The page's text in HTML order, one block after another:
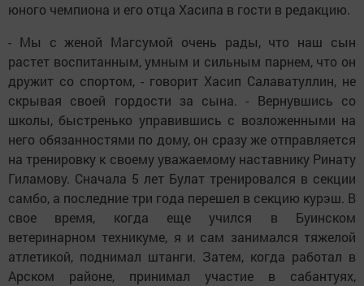
юного чемпиона и его отца Хасипа в гости в редакцию.
- Мы с женой Магсумой очень рады, что наш сын
растет воспитанным, умным и сильным парнем, что он
дружит со спортом, - говорит Хасип Салаватуллин, не
скрывая своей гордости за сына. - Вернувшись со
школы, быстренько управившись с возложенными на
него обязанностями по дому, он сразу же отправляется
на тренировку к своему уважаемому наставнику Ринату
Гиламову. Сначала 5 лет Булат тренировался в секции
самбо, а последние три года перешел в секцию курэш. В
свое время, когда еще учился в Буинском
ветеринарном техникуме, я и сам занимался тяжелой
атлетикой, поднимал штанги. Затем, когда работал в
Арском районе, принимал участие в сабантуях,